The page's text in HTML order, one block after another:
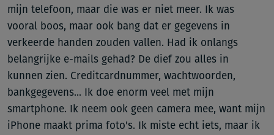
mijn telefoon, maar die was er niet meer. Ik was
vooral boos, maar ook bang dat er gegevens in
verkeerde handen zouden vallen. Had ik onlangs
belangrijke e-mails gehad? De dief zou alles in
kunnen zien. Creditcardnummer, wachtwoorden,
bankgegevens... Ik doe enorm veel met mijn
smartphone. Ik neem ook geen camera mee, want mijn
iPhone maakt prima foto's. Ik miste echt iets, maar ik